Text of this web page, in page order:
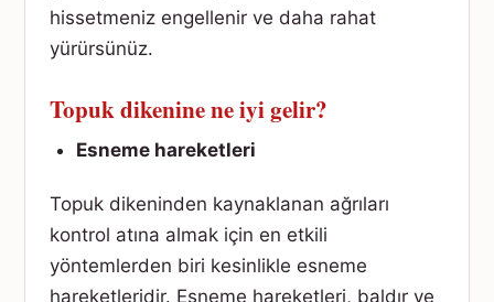
hissetmeniz engellenir ve daha rahat
yürürsünüz.
Topuk dikenine ne iyi gelir?
Esneme hareketleri
Topuk dikeninden kaynaklanan ağrıları
kontrol atına almak için en etkili
yöntemlerden biri kesinlikle esneme
hareketleridir. Esneme hareketleri, baldır ve